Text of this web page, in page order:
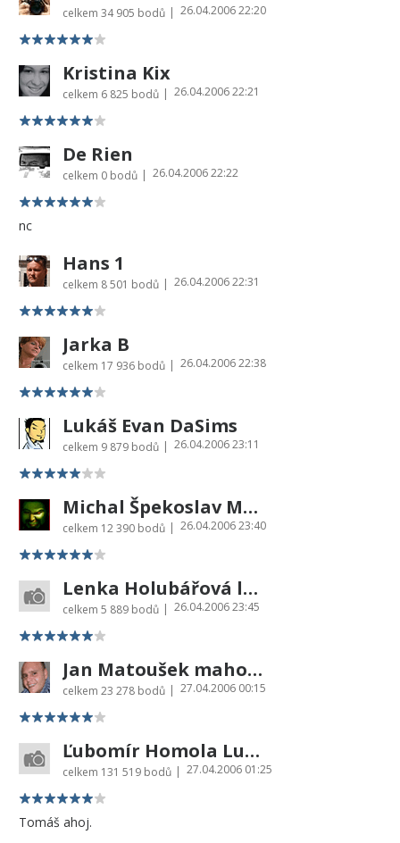
celkem 34 905 bodů | 26.04.2006 22:20
Kristina Kix
celkem 6 825 bodů | 26.04.2006 22:21
De Rien
celkem 0 bodů | 26.04.2006 22:22
nc
Hans 1
celkem 8 501 bodů | 26.04.2006 22:31
Jarka B
celkem 17 936 bodů | 26.04.2006 22:38
Lukáš Evan DaSims
celkem 9 879 bodů | 26.04.2006 23:11
Michal Špekoslav Marx
celkem 12 390 bodů | 26.04.2006 23:40
Lenka Holubářová lemur
celkem 5 889 bodů | 26.04.2006 23:45
Jan Matoušek mahonn
celkem 23 278 bodů | 27.04.2006 00:15
Ľubomír Homola Lubo54
celkem 131 519 bodů | 27.04.2006 01:25
Tomáš ahoj.